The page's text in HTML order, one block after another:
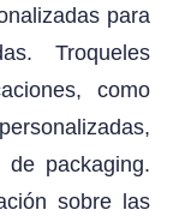
para
Troqueles
como
packaging.
sobre las